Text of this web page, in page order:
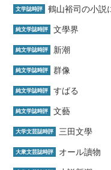
文学誌時評 鶴山裕司の小説
純文学誌時評 文學界
純文学誌時評 新潮
純文学誌時評 群像
純文学誌時評 すばる
純文学誌時評 文藝
大学文芸誌時評 三田文學
大衆文芸誌時評 オール讀物